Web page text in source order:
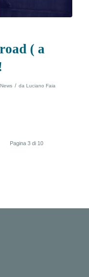
( a
News / da Luciano Faia
Pagina 3 di 10